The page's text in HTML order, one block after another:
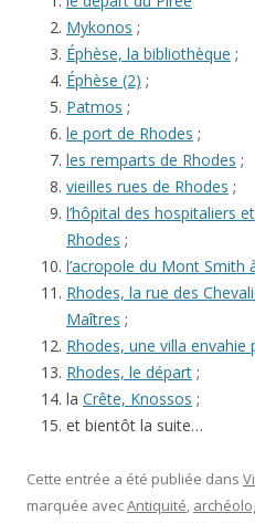
Mykonos ;
Éphèse, la bibliothèque ;
Éphèse (2) ;
Patmos ;
le port de Rhodes ;
les remparts de Rhodes ;
vieilles rues de Rhodes ;
l’hôpital des hospitaliers
Rhodes ;
l’acropole du Mont Smith
Rhodes, la rue des
Maîtres ;
Rhodes, une villa envahie
Rhodes, le départ ;
la Crête, Knossos ;
et bientôt la suite…
Cette entrée a été publiée dans
marquée avecAntiquité,